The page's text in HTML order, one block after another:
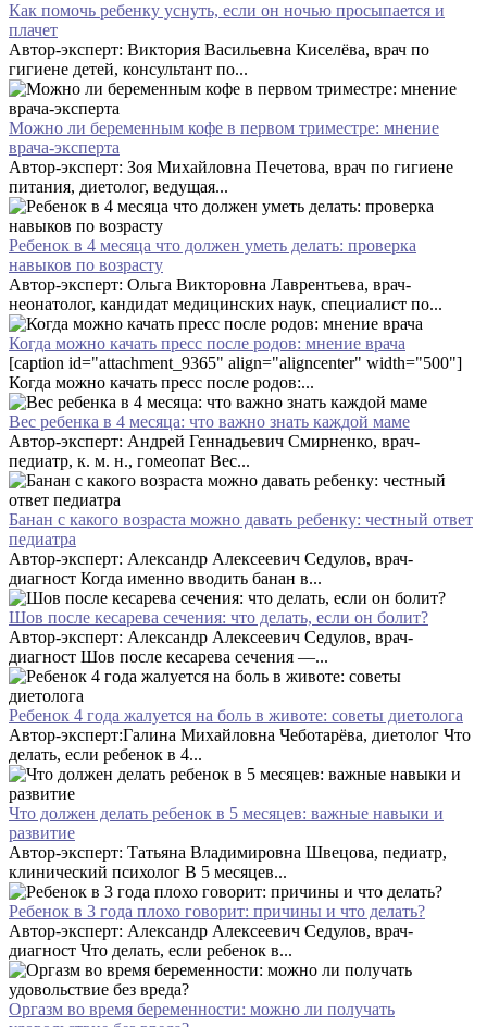
Как помочь ребенку уснуть, если он ночью просыпается и
плачет
Автор-эксперт: Виктория Васильевна Киселёва, врач по
гигиене детей, консультант по...
Можно ли беременным кофе в первом триместре: мнение
врача-эксперта
Автор-эксперт: Зоя Михайловна Печетова, врач по гигиене
питания, диетолог, ведущая...
Ребенок в 4 месяца что должен уметь делать: проверка
навыков по возрасту
Автор-эксперт: Ольга Викторовна Лаврентьева, врач-
неонатолог, кандидат медицинских наук, специалист по...
Когда можно качать пресс после родов: мнение врача
[caption id="attachment_9365" align="aligncenter" width="500"]
Когда можно качать пресс после родов:...
Вес ребенка в 4 месяца: что важно знать каждой маме
Автор-эксперт: Андрей Геннадьевич Смирненко, врач-
педиатр, к. м. н., гомеопат Вес...
Банан с какого возраста можно давать ребенку: честный ответ
педиатра
Автор-эксперт: Александр Алексеевич Седулов, врач-
диагност Когда именно вводить банан в...
Шов после кесарева сечения: что делать, если он болит?
Автор-эксперт: Александр Алексеевич Седулов, врач-
диагност Шов после кесарева сечения —...
Ребенок 4 года жалуется на боль в животе: советы диетолога
Автор-эксперт:Галина Михайловна Чеботарёва, диетолог Что
делать, если ребенок в 4...
Что должен делать ребенок в 5 месяцев: важные навыки и
развитие
Автор-эксперт: Татьяна Владимировна Швецова, педиатр,
клинический психолог В 5 месяцев...
Ребенок в 3 года плохо говорит: причины и что делать?
Автор-эксперт: Александр Алексеевич Седулов, врач-
диагност Что делать, если ребенок в...
Оргазм во время беременности: можно ли получать